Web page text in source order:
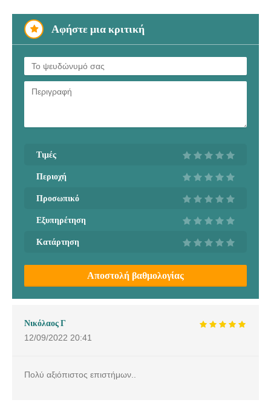
Αφήστε μια κριτική
Τιμές
Περιοχή
Προσωπικό
Εξυπηρέτηση
Κατάρτηση
Αποστολή βαθμολογίας
Νικόλαος Γ
12/09/2022 20:41
Πολύ αξιόπιστος επιστήμων..